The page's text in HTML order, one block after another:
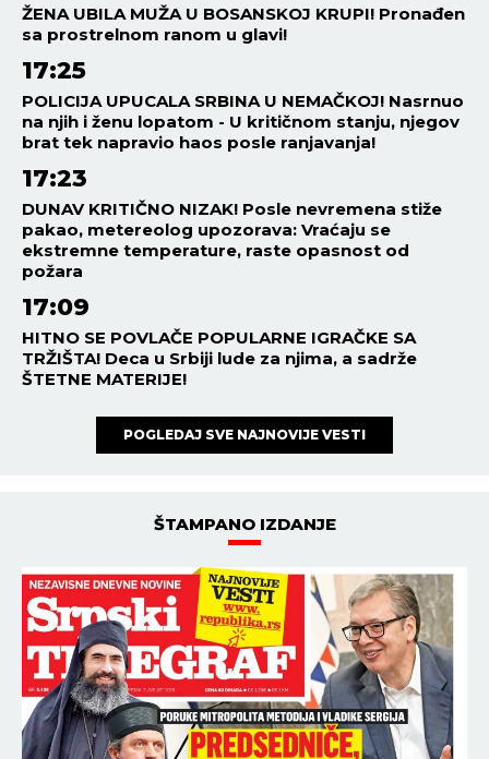
ŽENA UBILA MUŽA U BOSANSKOJ KRUPI! Pronađen
sa prostrelnom ranom u glavi!
17:25
POLICIJA UPUCALA SRBINA U NEMAČKOJ! Nasrnuo
na njih i ženu lopatom - U kritičnom stanju, njegov
brat tek napravio haos posle ranjavanja!
17:23
DUNAV KRITIČNO NIZAK! Posle nevremena stiže
pakao, metereolog upozorava: Vraćaju se
ekstremne temperature, raste opasnost od
požara
17:09
HITNO SE POVLAČE POPULARNE IGRAČKE SA
TRŽIŠTA! Deca u Srbiji lude za njima, a sadrže
ŠTETNE MATERIJE!
POGLEDAJ SVE NAJNOVIJE VESTI
ŠTAMPANO IZDANJE